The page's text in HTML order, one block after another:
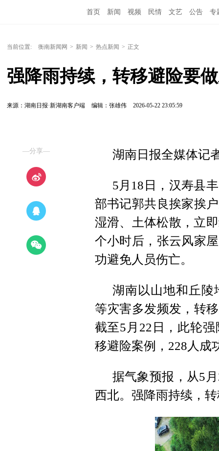
首页 新闻 视频 民情 文艺 公告 专
当前位置: 衡南新闻网 > 新闻 > 热点新闻 > 正文
强降雨持续，转移避险要
来源：湖南日报·新湖南客户端 编辑：张雄伟 2026-05-22 23:05:59
—分享— 湖南日报全媒体记
5月18日，汉寿县
部书记郭共良挨家挨
湿滑、土体松散，立
个小时后，张云风家
功避免人员伤亡。
湖南以山地和丘陵
等灾害多发频发，转
截至5月22日，此轮
移避险案例，228人成
据气象预报，从5
西北。强降雨持续，